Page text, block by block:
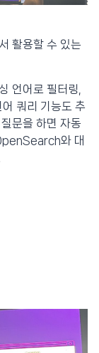
활용할 수 있는
언어로 필터링,
쿼리 기능도 추
문을 하면 자동
와 대